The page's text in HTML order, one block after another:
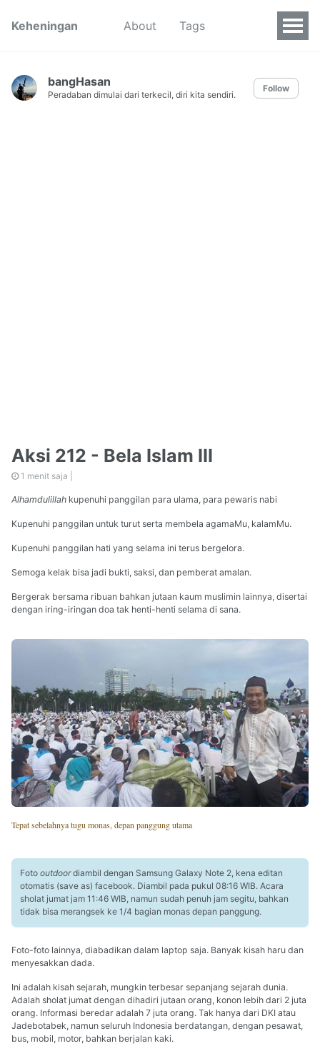
Keheningan About Tags
bangHasan
Peradaban dimulai dari terkecil, diri kita sendiri.
Follow
Aksi 212 - Bela Islam III
1 menit saja |
Alhamdulillah kupenuhi panggilan para ulama, para pewaris nabi
Kupenuhi panggilan untuk turut serta membela agamaMu, kalamMu.
Kupenuhi panggilan hati yang selama ini terus bergelora.
Semoga kelak bisa jadi bukti, saksi, dan pemberat amalan.
Bergerak bersama ribuan bahkan jutaan kaum muslimin lainnya, disertai
dengan iring-iringan doa tak henti-henti selama di sana.
Tepat sebelahnya tugu monas, depan panggung utama
Foto outdoordiambil dengan Samsung Galaxy Note 2, kena editan
otomatis (save as) facebook. Diambil pada pukul 08:16 WIB. Acara
sholat jumat jam 11:46 WIB, namun sudah penuh jam segitu, bahkan
tidak bisa merangsek ke 1/4 bagian monas depan panggung.
Foto-foto lainnya, diabadikan dalam laptop saja. Banyak kisah haru dan
menyesakkan dada.
Ini adalah kisah sejarah, mungkin terbesar sepanjang sejarah dunia.
Adalah sholat jumat dengan dihadiri jutaan orang, konon lebih dari 2 juta
orang. Informasi beredar adalah 7 juta orang. Tak hanya dari DKI atau
Jadebotabek, namun seluruh Indonesia berdatangan, dengan pesawat,
bus, mobil, motor, bahkan berjalan kaki.